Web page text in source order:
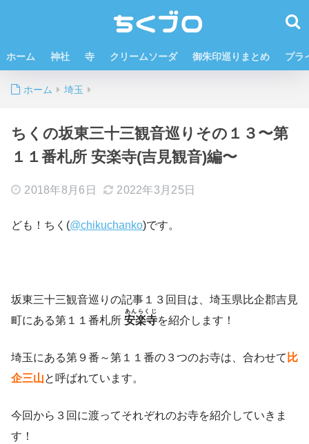
ホーム 神社 寺 クリームソーダ 御朱印巡りまとめ プラ
ホーム 埼玉
ちくの坂東三十三観音巡りその１３〜第
１１番札所 安楽寺(吉見観音)編〜
2018年8月6日 2022年3月25日
ども！ちく(@chikuchanko)です。
坂東三十三観音巡りの記事１３回目は、埼玉県比企郡吉見
町にある第１１番札所 安楽寺
あんらくじ
を紹介します！
埼玉にある第９番～第１１番の３つのお寺は、合わせて 比
企三山と呼ばれています。
今回から３回に渡ってそれぞれのお寺を紹介していきま
す！